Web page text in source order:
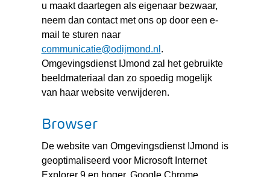
u maakt daartegen als eigenaar bezwaar,
neem dan contact met ons op door een e-
mail te sturen naar
communicatie@odijmond.nl .
Omgevingsdienst IJmond zal het gebruikte
beeldmateriaal dan zo spoedig mogelijk
van haar website verwijderen.
Browser
De website van Omgevingsdienst IJmond is
geoptimaliseerd voor Microsoft Internet